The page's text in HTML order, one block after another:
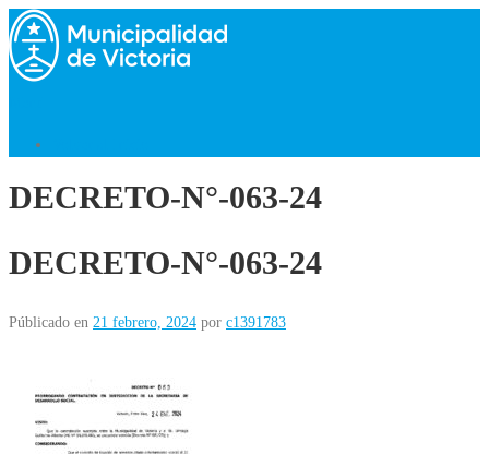
Saltar
al
contenido
DECRETO-N°-063-24
DECRETO-N°-063-24
Públicado en 21 febrero, 2024 por c1391783